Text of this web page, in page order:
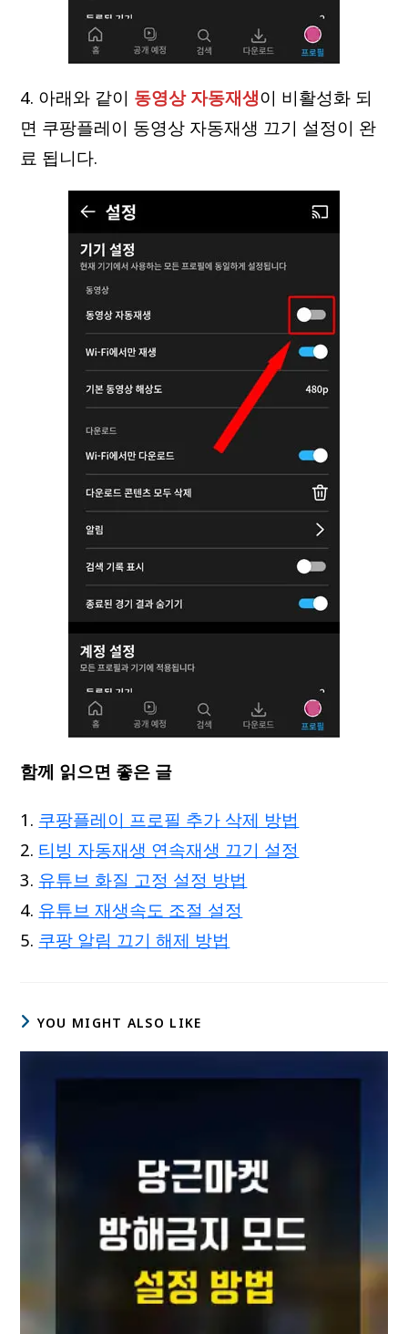
4. 아래와 같이 동영상 자동재생이 비활성화 되
면 쿠팡플레이 동영상 자동재생 끄기 설정이 완
료 됩니다.
함께 읽으면 좋은 글
쿠팡플레이 프로필 추가 삭제 방법
티빙 자동재생 연속재생 끄기 설정
유튜브 화질 고정 설정 방법
유튜브 재생속도 조절 설정
쿠팡 알림 끄기 해제 방법
YOU MIGHT ALSO LIKE